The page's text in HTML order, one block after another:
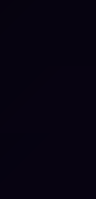
– przeczytaj
że jesteście
PIM staje się nie
i
dział zakupów
opisy w Wordzie,
ręcznie do
trzy różne opisy, a
gdzie powinien.
w jednym miejscu.
wersję i właściciela
ani nie zostało